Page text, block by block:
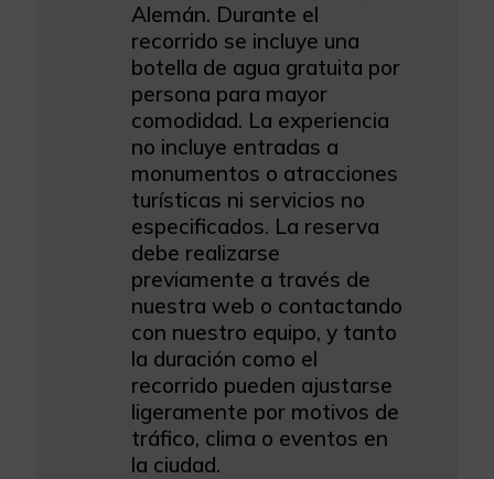
Alemán. Durante el
recorrido se incluye una
botella de agua gratuita por
persona para mayor
comodidad. La experiencia
no incluye entradas a
monumentos o atracciones
turísticas ni servicios no
especificados. La reserva
debe realizarse
previamente a través de
nuestra web o contactando
con nuestro equipo, y tanto
la duración como el
recorrido pueden ajustarse
ligeramente por motivos de
tráfico, clima o eventos en
la ciudad.